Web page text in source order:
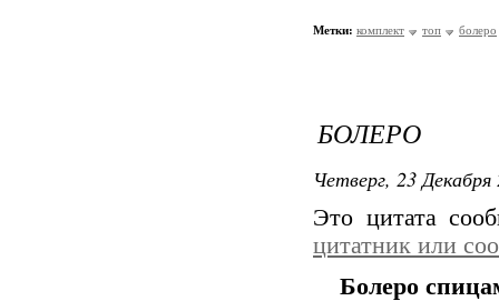
Метки: комплект топ болеро
БОЛЕРО
Четверг, 23
Это цитата
цитатник или
Болеро